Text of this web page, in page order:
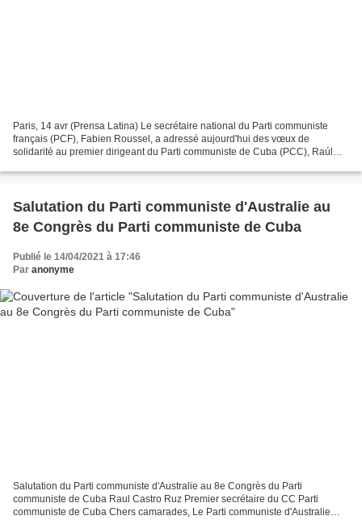
Paris, 14 avr (Prensa Latina) Le secrétaire national du Parti communiste
français (PCF), Fabien Roussel, a adressé aujourd'hui des vœux de
solidarité au premier dirigeant du Parti communiste de Cuba (PCC), Raúl
Salutation du Parti communiste d'Australie au
8e Congrès du Parti communiste de Cuba
Publié le 14/04/2021 à 17:46
Par anonyme
Salutation du Parti communiste d'Australie au 8e Congrès du Parti
communiste de Cuba Raul Castro Ruz Premier secrétaire du CC Parti
communiste de Cuba Chers camarades, Le Parti communiste d'Australie